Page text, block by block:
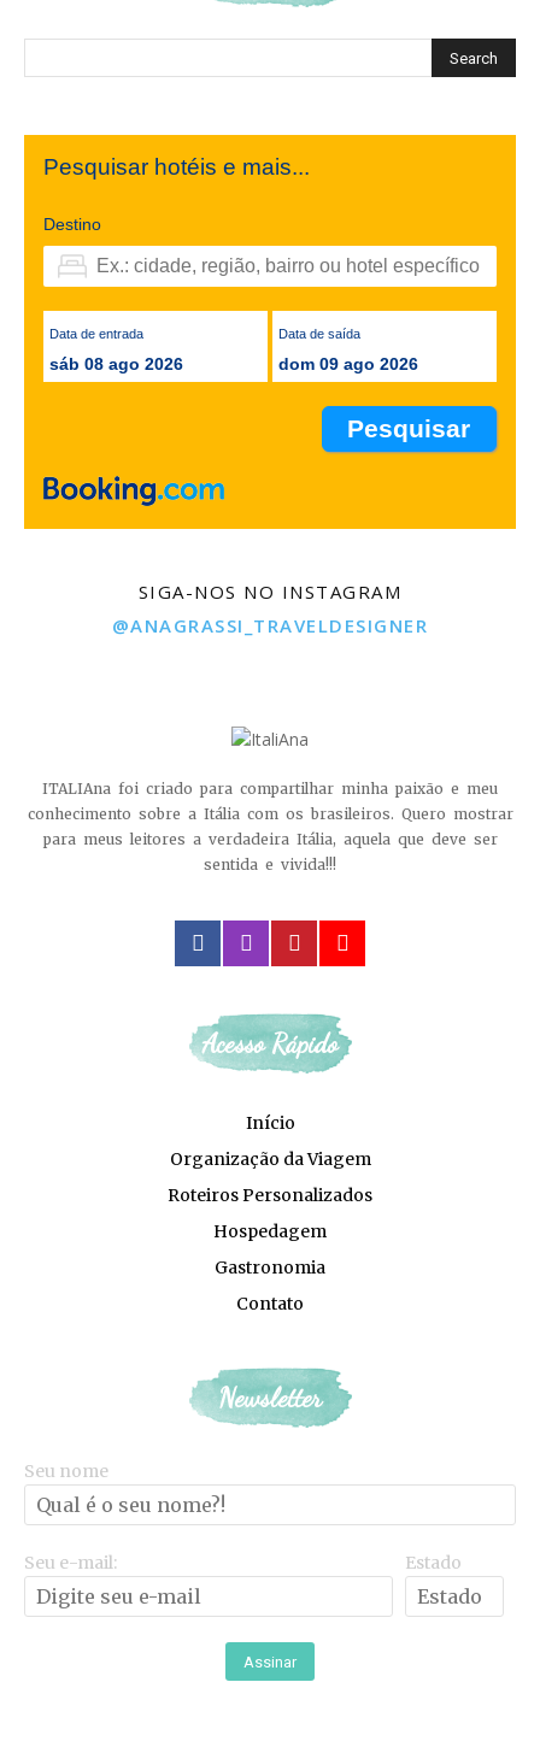
Pesquisar hotéis e mais...
Destino
Data de entrada
sáb 08 ago 2026
Data de saída
dom 09 ago 2026
SIGA-NOS NO INSTAGRAM
@ANAGRASSI_TRAVELDESIGNER
ITALIAna foi criado para compartilhar minha paixão e meu
conhecimento sobre a Itália com os brasileiros. Quero mostrar
para meus leitores a verdadeira Itália, aquela que deve ser
sentida e vivida!!!
Acesso Rápido
Início
Organização da Viagem
Roteiros Personalizados
Hospedagem
Gastronomia
Contato
Newsletter
Seu nome
Seu e-mail: Estado